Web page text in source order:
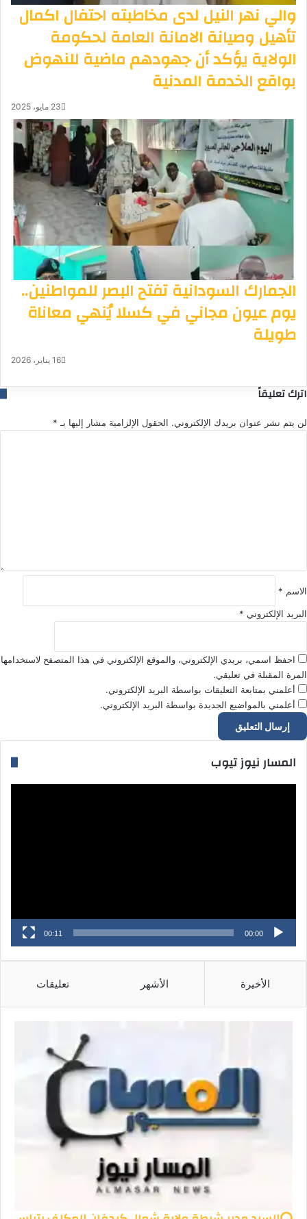
والي نهر النيل لدى مخاطبته احتفال اكمال
تأهيل وصيانة الامانة العامة لحكومة
الولاية يؤكد أن جهودهم ماضية للنهوض
بواقع الخدمة المدنية
23 مايو، 2025
الجمارك السودانية تفتح البصر للمواطنين..
يوم عيون مجاني في كسلا يُنهي معاناة
طويلة
16 يناير، 2026
اترك تعليقاً
لن يتم نشر عنوان بريدك الإلكتروني. الحقول الإلزامية مشار إليها بـ *
الاسم *
البريد الإلكتروني *
احفظ اسمي، بريدي الإلكتروني، والموقع الإلكتروني في هذا المتصفح لاستخدامها
المرة المقبلة في تعليقي.
أعلمني بمتابعة التعليقات بواسطة البريد الإلكتروني.
أعلمني بالمواضيع الجديدة بواسطة البريد الإلكتروني.
المسار نيوز تيوب
00:00
00:11
الأخيرة الأشهر تعليقات